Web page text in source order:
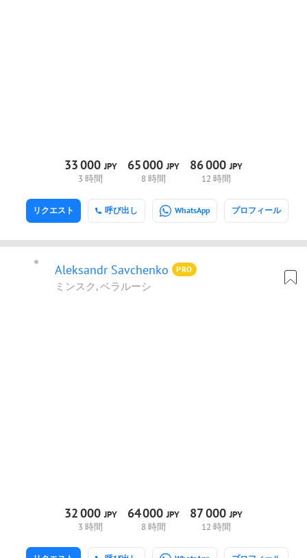
33000JPY
3 時間
65000JPY
8 時間
86000JPY
12 時間
呼び出し WhatsApp プロフィール
リクエスト
Aleksandr Savchenko PRO
ミンスク, ベラルーシ
32000JPY
3 時間
64000JPY
8 時間
87000JPY
12 時間